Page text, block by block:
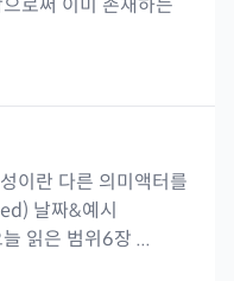
로써 이미 존재하는
이란 다른 의미액터를
날짜&예시
읽은 범위6장 ...